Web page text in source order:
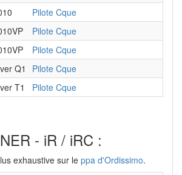
Pilote Cque
Pilote Cque
Pilote Cque
Q1
Pilote Cque
T1
Pilote Cque
- iR / iRC :
exhaustive sur le ppa d'Ordissimo.